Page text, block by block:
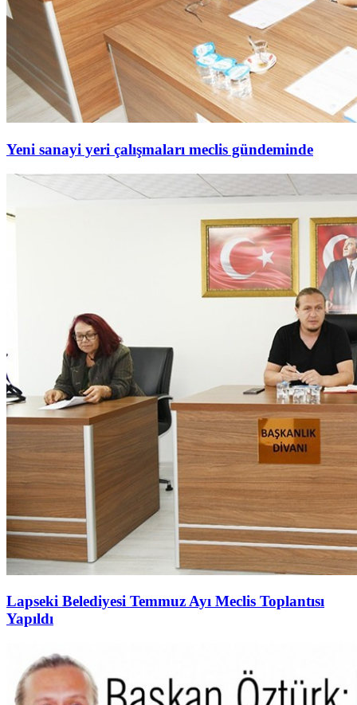
Yeni sanayi yeri çalışmaları meclis gündeminde
Lapseki Belediyesi Temmuz Ayı Meclis Toplantısı
Yapıldı